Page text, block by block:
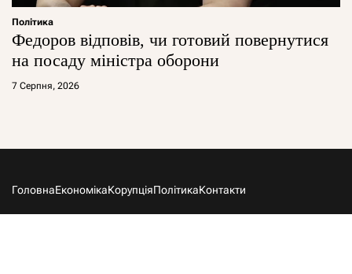
Політика
Федоров відповів, чи готовий повернутися
на посаду міністра оборони
7 Серпня, 2026
ГоловнаЕкономікаКорупціяПолітикаКонтакти